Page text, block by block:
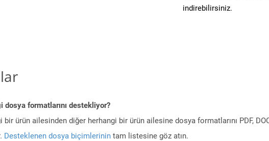
indirebilirsiniz.
dosya formatlarını destekliyor?
ürün ailesinden diğer herhangi bir ürün ailesine dosya formatlarını PDF,
Desteklenen dosya biçimlerinin tam listesine göz atın.